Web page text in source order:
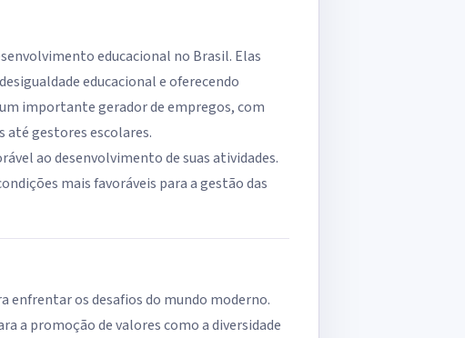
educacional no Brasil. Elas
educacional e oferecendo
importante gerador de empregos, com
até gestores escolares.
ao desenvolvimento de suas atividades.
mais favoráveis para a gestão das
enfrentar os desafios do mundo moderno.
a promoção de valores como a diversidade